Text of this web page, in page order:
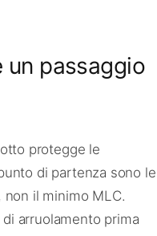
un passaggio
protegge le
di partenza sono le
non il minimo MLC.
arruolamento prima